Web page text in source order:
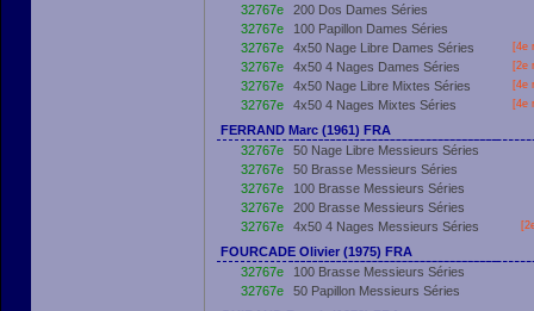
32767e
200 Dos Dames Séries
32767e
100 Papillon Dames Séries
32767e
4x50 Nage Libre Dames Séries [4e
32767e 4x50 4 Nages Dames Séries [2e
32767e 4x50 Nage Libre Mixtes Séries [4e
32767e 4x50 4 Nages Mixtes Séries [4e
FERRAND Marc (1961) FRA
32767e
50 Nage Libre Messieurs Séries
32767e
50 Brasse Messieurs Séries
32767e
100 Brasse Messieurs Séries
32767e
200 Brasse Messieurs Séries
32767e
4x50 4 Nages Messieurs Séries
FOURCADE Olivier (1975) FRA
32767e
100 Brasse Messieurs Séries
32767e
50 Papillon Messieurs Séries